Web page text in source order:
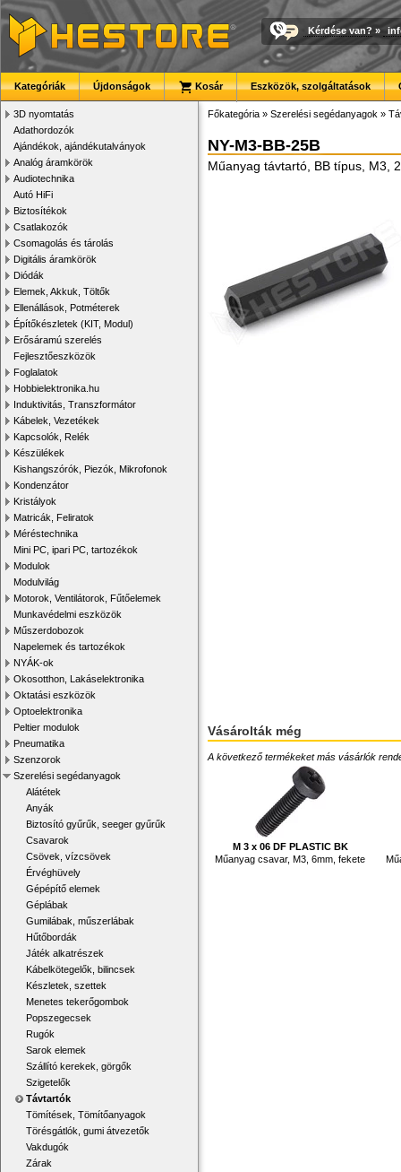
Kérdése van? »
Kategóriák Újdonságok Kosár Eszközök, szolgáltatások
3D nyomtatás
Adathordozók
Ajándékok, ajándékutalványok
Analóg áramkörök
Audiotechnika
Autó HiFi
Biztosítékok
Csatlakozók
Csomagolás és tárolás
Digitális áramkörök
Diódák
Elemek, Akkuk, Töltők
Ellenállások, Potméterek
Építőkészletek (KIT, Modul)
Erősáramú szerelés
Fejlesztőeszközök
Foglalatok
Hobbielektronika.hu
Induktivitás, Transzformátor
Kábelek, Vezetékek
Kapcsolók, Relék
Készülékek
Kishangszórók, Piezók, Mikrofonok
Kondenzátor
Kristályok
Matricák, Feliratok
Méréstechnika
Mini PC, ipari PC, tartozékok
Modulok
Modulvilág
Motorok, Ventilátorok, Fűtőelemek
Munkavédelmi eszközök
Műszerdobozok
Napelemek és tartozékok
NYÁK-ok
Okosotthon, Lakáselektronika
Oktatási eszközök
Optoelektronika
Peltier modulok
Pneumatika
Szenzorok
Szerelési segédanyagok
Alátétek
Anyák
Biztosító gyűrűk, seeger gyűrűk
Csavarok
Csövek, vízcsövek
Érvéghüvely
Gépépítő elemek
Géplábak
Gumilábak, műszerlábak
Hűtőbordák
Játék alkatrészek
Kábelkötegelők, bilincsek
Készletek, szettek
Menetes tekerőgombok
Popszegecsek
Rugók
Sarok elemek
Szállító kerekek, görgők
Szigetelők
Távtartók
Tömítések, Tömítőanyagok
Törésgátlók, gumi átvezetők
Vakdugók
Zárak
Főkategória » Szerelési segédanyagok »
NY-M3-BB-25B
Műanyag távtartó, BB típus, M3,
Vásárolták még
A következő termékeket más vásárlók
M 3 x 06 DF PLASTIC BK
Műanyag csavar, M3, 6mm, fekete